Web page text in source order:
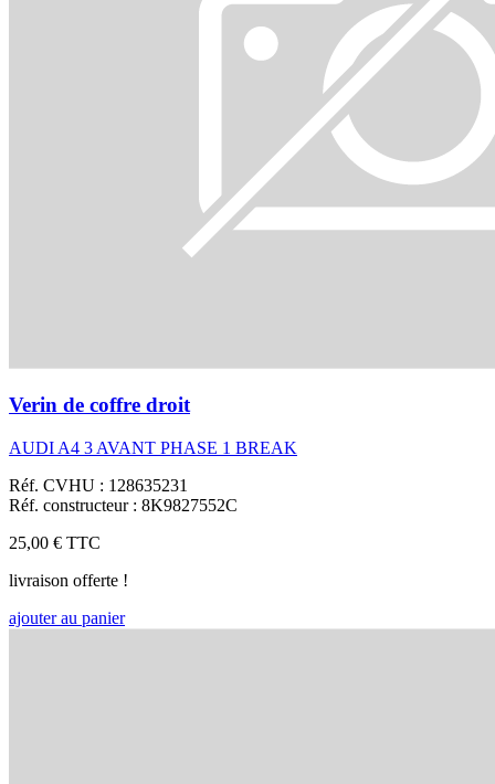
Verin de coffre droit
AUDI A4 3 AVANT PHASE 1 BREAK
Réf. CVHU : 128635231
Réf. constructeur : 8K9827552C
25,00 € TTC
livraison offerte !
ajouter au panier